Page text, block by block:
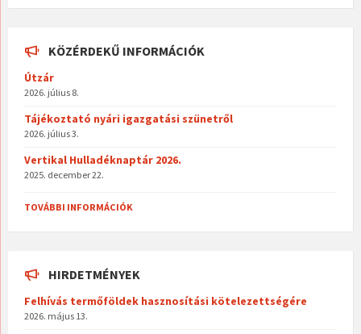
pdf
KÖZÉRDEKŰ INFORMÁCIÓK
Útzár
2026. július 8.
Tájékoztató nyári igazgatási szünetről
2026. július 3.
Vertikal Hulladéknaptár 2026.
2025. december 22.
TOVÁBBI INFORMÁCIÓK
HIRDETMÉNYEK
Felhívás termőföldek hasznosítási kötelezettségére
2026. május 13.